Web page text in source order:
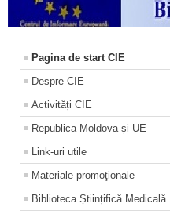
Pagina de start CIE
Despre CIE
Activități CIE
Republica Moldova și UE
Link-uri utile
Materiale promoţionale
Biblioteca Științifică Medicală